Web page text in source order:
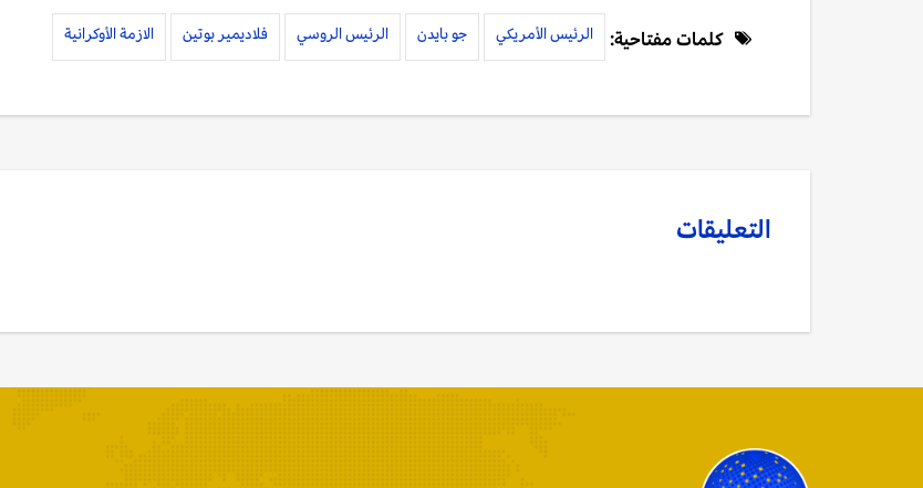
كلمات مفتاحية: الرئيس الأمريكي جو بايدن الرئيس الروسي فلاديمير بوتين الازمة الأوكرانية
التعليقات